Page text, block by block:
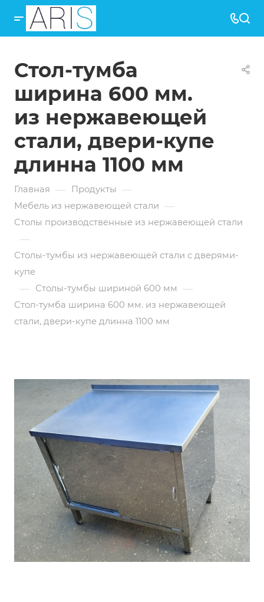
Стол-тумба
ширина 600 мм.
из нержавеющей
стали, двери-купе
длинна 1100 мм
Главная — Продукты —
Мебель из нержавеющей стали —
Столы производственные из нержавеющей стали
—
Столы-тумбы из нержавеющей стали с дверями-
купе
— Столы-тумбы шириной 600 мм —
Стол-тумба ширина 600 мм. из нержавеющей
стали, двери-купе длинна 1100 мм